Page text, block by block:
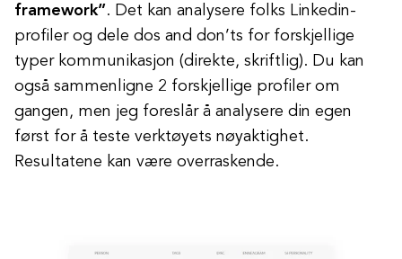
framework”. Det kan analysere folks Linkedin-
profiler og dele dos and don’ts for forskjellige
typer kommunikasjon (direkte, skriftlig). Du kan
også sammenligne 2 forskjellige profiler om
gangen, men jeg foreslår å analysere din egen
først for å teste verktøyets nøyaktighet.
Resultatene kan være overraskende.